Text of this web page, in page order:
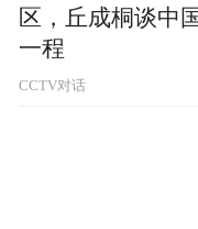
区，丘成桐谈中
一程
CCTV对话